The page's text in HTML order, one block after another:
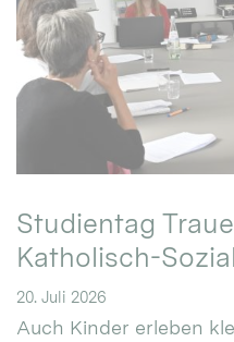
Studientag
Katholisch-
20. Juli 2026
Auch Kinder erleben